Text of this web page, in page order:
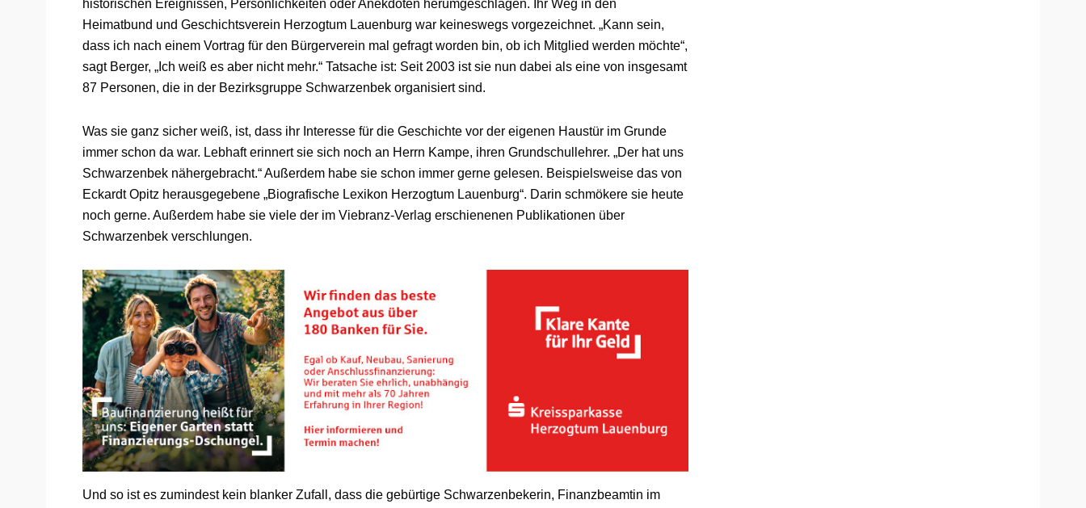
historischen Ereignissen, Persönlichkeiten oder Anekdoten herumgeschlagen. Ihr Weg in den
Heimatbund und Geschichtsverein Herzogtum Lauenburg war keineswegs vorgezeichnet. „Kann sein,
dass ich nach einem Vortrag für den Bürgerverein mal gefragt worden bin, ob ich Mitglied werden möchte“,
sagt Berger, „Ich weiß es aber nicht mehr.“ Tatsache ist: Seit 2003 ist sie nun dabei als eine von insgesamt
87 Personen, die in der Bezirksgruppe Schwarzenbek organisiert sind.
Was sie ganz sicher weiß, ist, dass ihr Interesse für die Geschichte vor der eigenen Haustür im Grunde
immer schon da war. Lebhaft erinnert sie sich noch an Herrn Kampe, ihren Grundschullehrer. „Der hat uns
Schwarzenbek nähergebracht.“ Außerdem habe sie schon immer gerne gelesen. Beispielsweise das von
Eckardt Opitz herausgegebene „Biografische Lexikon Herzogtum Lauenburg“. Darin schmökere sie heute
noch gerne. Außerdem habe sie viele der im Viebranz-Verlag erschienenen Publikationen über
Schwarzenbek verschlungen.
Und so ist es zumindest kein blanker Zufall, dass die gebürtige Schwarzenbekerin, Finanzbeamtin im